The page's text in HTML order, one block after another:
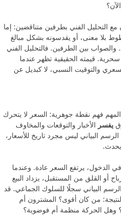
التحليل الفني بطرفين متناقضين: إما
بلا معنى، أو يقدسونه بشكل مبالغ
والصواب بين الطرفين. فالتحليل الفني
قيمته الحقيقية تظهر عندما
والتوقيت النسبي، لا كبديل عن
فهم نقطة جوهرية: السعر لا يتحرك
يفسر الأخبار والتوقعات والمخاوف
البياني ليس مجرد تاريخ للأسعار،
الدخول، يرتفع السعر عادة. وعندما
أو القلق من المستقبل، يزداد البيع
البياني سجلًا للسلوك الجماعي. قد
من كان أقوى؟ المشترون أم
وهل الحركة منظمة أم فوضوية؟